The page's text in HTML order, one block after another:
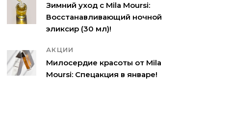
Зимний уход с Mila Moursi:
Восстанавливающий ночной
эликсир (30 мл)!
АКЦИИ
Милосердие красоты от Mila
Moursi: Спецакция в январе!